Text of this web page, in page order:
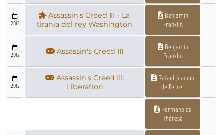
2013
Assassin's Creed III - La
tiranía del rey Washington
Benjamin
Franklin
2012 Assassin's Creed III
Benjamin
Franklin
2012
Assassin's Creed III:
Liberation
Rafael Joaquín
de Ferrer
Hermano de
Théresè